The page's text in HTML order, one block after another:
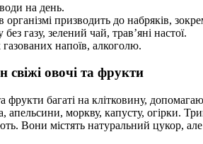
на день.
організмі призводить до набряків,
газу, зелений чай, трав’яні настої.
напоїв, алкоголю.
овочі та фрукти
фрукти багаті на клітковину,
апельсини, моркву, капусту, огірки.
Вони містять натуральний цукор,